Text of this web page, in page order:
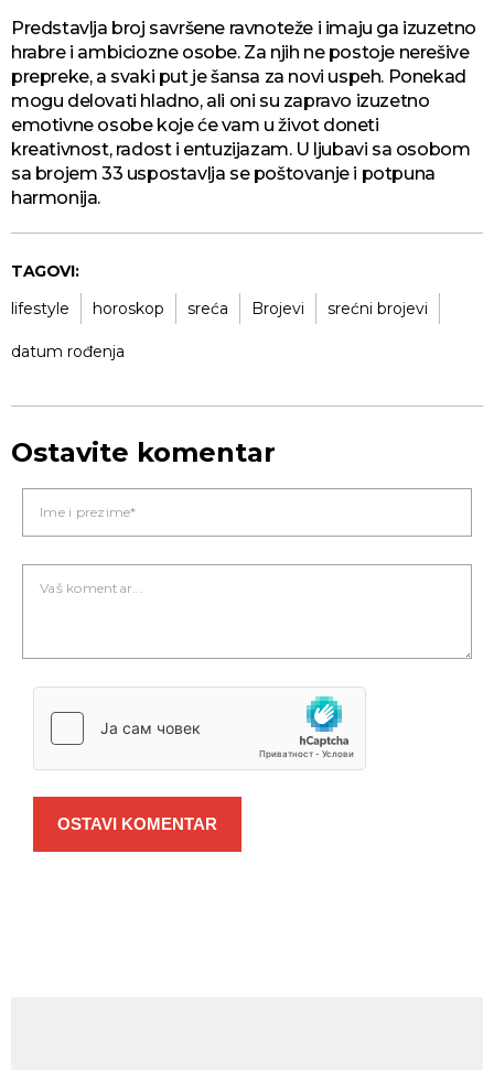
Predstavlja broj savršene ravnoteže i imaju ga izuzetno
hrabre i ambiciozne osobe. Za njih ne postoje nerešive
prepreke, a svaki put je šansa za novi uspeh. Ponekad
mogu delovati hladno, ali oni su zapravo izuzetno
emotivne osobe koje će vam u život doneti
kreativnost, radost i entuzijazam. U ljubavi sa osobom
sa brojem 33 uspostavlja se poštovanje i potpuna
harmonija.
TAGOVI:
lifestyle
horoskop sreća Brojevi srećni brojevi
datum rođenja
Ostavite komentar
OSTAVI KOMENTAR